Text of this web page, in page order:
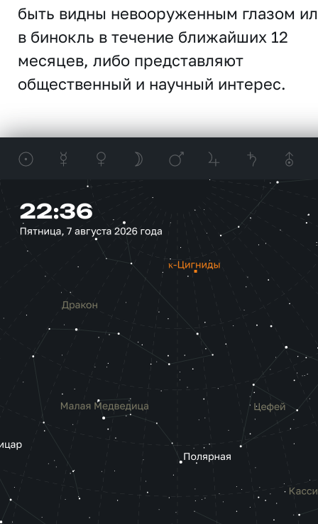
быть видны невооруженным глазом
в бинокль в течение ближайших 12
месяцев, либо представляют
общественный и научный интерес.